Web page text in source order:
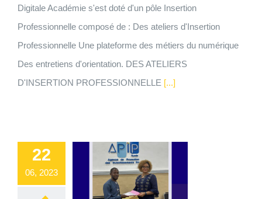
Digitale Académie s'est doté d'un pôle Insertion
Professionnelle composé de : Des ateliers d'Insertion
Professionnelle Une plateforme des métiers du numérique
Des entretiens d'orientation. DES ATELIERS
D'INSERTION PROFESSIONNELLE [...]
22
06, 2023